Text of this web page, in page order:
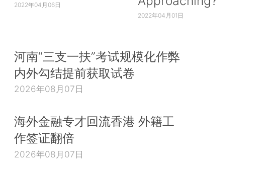
2022年04月06日
2022年04月01日
河南“三支一扶”考试规模化作弊
内外勾结提前获取试卷
2026年08月07日
海外金融专才回流香港 外籍工
作签证翻倍
2026年08月07日